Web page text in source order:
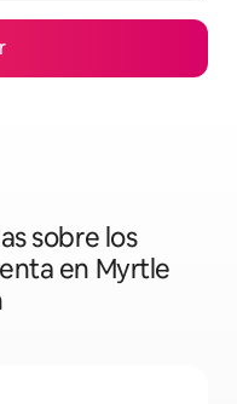
sobre los
en Myrtle